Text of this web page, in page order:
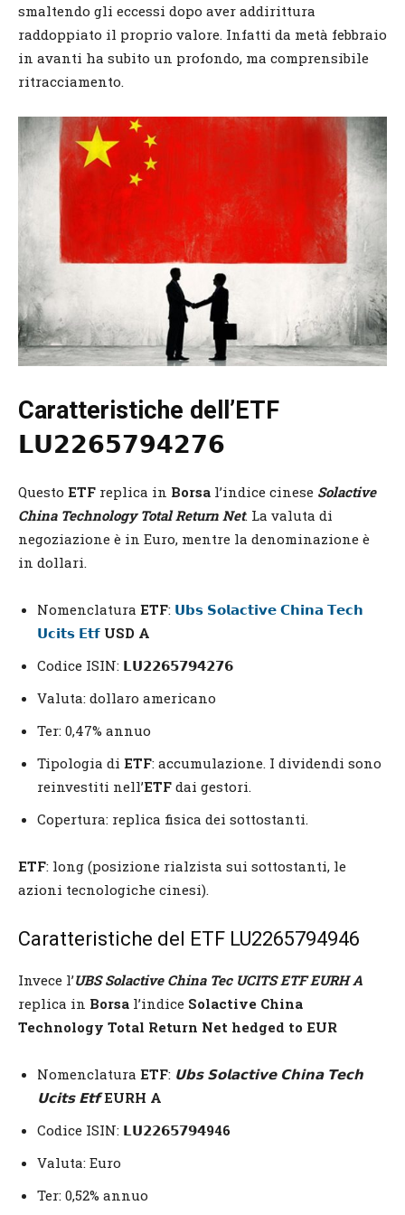
smaltendo gli eccessi dopo aver addirittura
raddoppiato il proprio valore. Infatti da metà febbraio
in avanti ha subito un profondo, ma comprensibile
ritracciamento.
Caratteristiche dell’ETF
𝗟𝗨𝟮𝟮𝟲𝟱𝟳𝟵𝟰𝟮𝟳𝟲
Questo ETF replica in Borsa l’indice cinese Solactive
China Technology Total Return Net. La valuta di
negoziazione è in Euro, mentre la denominazione è
in dollari.
Nomenclatura ETF: 𝗨𝗯𝘀 𝗦𝗼𝗹𝗮𝗰𝘁𝗶𝘃𝗲 𝗖𝗵𝗶𝗻𝗮 𝗧𝗲𝗰𝗵
𝗨𝗰𝗶𝘁𝘀 𝗘𝘁𝗳 USD A
Codice ISIN: 𝗟𝗨𝟮𝟮𝟲𝟱𝟳𝟵𝟰𝟮𝟳𝟲
Valuta: dollaro americano
Ter: 0,47% annuo
Tipologia di ETF: accumulazione. I dividendi sono
reinvestiti nell’ETF dai gestori.
Copertura: replica fisica dei sottostanti.
ETF: long (posizione rialzista sui sottostanti, le
azioni tecnologiche cinesi).
Caratteristiche del ETF LU2265794946
Invece l’UBS Solactive China Tec UCITS ETF EURH A
replica in Borsa l’indice Solactive China
Technology Total Return Net hedged to EUR
Nomenclatura ETF: 𝗨𝗯𝘀 𝗦𝗼𝗹𝗮𝗰𝘁𝗶𝘃𝗲 𝗖𝗵𝗶𝗻𝗮 𝗧𝗲𝗰𝗵
𝗨𝗰𝗶𝘁𝘀 𝗘𝘁𝗳EURH A
Codice ISIN: 𝗟𝗨𝟮𝟮𝟲𝟱𝟳𝟵𝟰946
Valuta: Euro
Ter: 0,52% annuo